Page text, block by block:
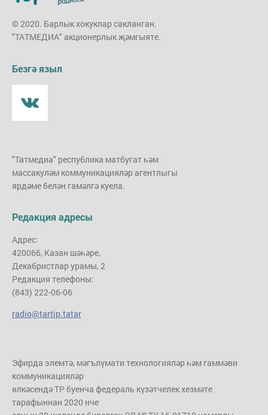
© 2020. Барлык хокуклар сакланган.
"ТАТМЕДИА" акционерлык җәмгыяте.
"Татмедиа" республика матбугат һәм
массакуләм коммуникацияләр агентлыгы
ярдәме белән гамәлгә куела.
Редакция адресы
Адрес:
420066, Казан шәһәре,
Декабристлар урамы, 2
Редакция телефоны:
(843) 222-06-06
radio@tartip.tatar
Безгә языл
Эфирда элемтә, мәгълүмати технологияләр һәм гаммәви
коммуникацияләр
өлкәсендә ТР буенча федераль күзәтчелек хезмәте
тарафыннан 2020 нче